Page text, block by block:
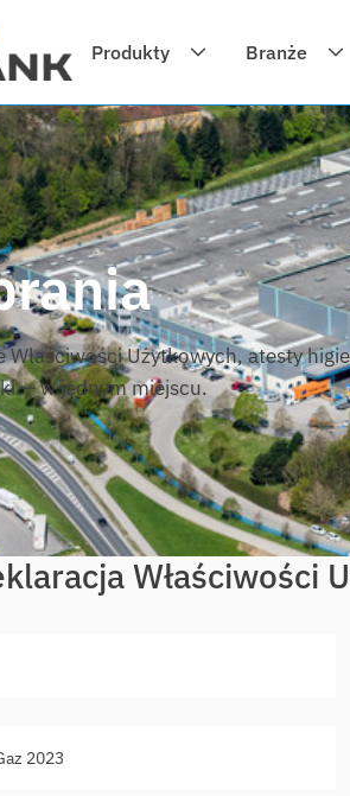
Produkty Branże
Właściwości Użytkowych, atesty
— w jednym miejscu.
Właściwości
2023